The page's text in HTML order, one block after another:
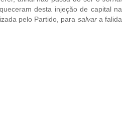
desta injeção de capital na
pelo Partido, para salvara falida